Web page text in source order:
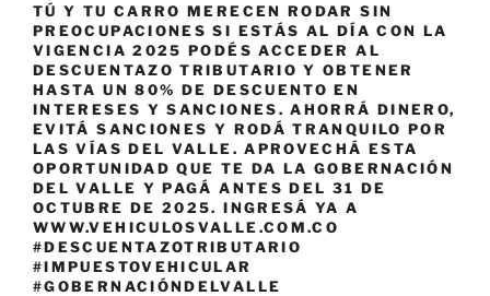
TÚ Y TU CARRO MERECEN RODAR SIN
PREOCUPACIONES SI ESTÁS AL DÍA CON LA
VIGENCIA 2025 PODÉS ACCEDER AL
DESCUENTAZO TRIBUTARIO Y OBTENER
HASTA UN 80% DE DESCUENTO EN
INTERESES Y SANCIONES. AHORRÁ DINERO,
EVITÁ SANCIONES Y RODÁ TRANQUILO POR
LAS VÍAS DEL VALLE. APROVECHÁ ESTA
OPORTUNIDAD QUE TE DA LA GOBERNACIÓN
DEL VALLE Y PAGÁ ANTES DEL 31 DE
OCTUBRE DE 2025. INGRESÁ YA A
WWW.VEHICULOSVALLE.COM.CO
#DESCUENTAZOTRIBUTARIO
#IMPUESTOVEHICULAR
#GOBERNACIÓNDELVALLE